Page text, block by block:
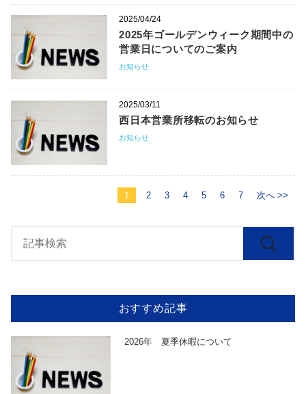
2025/04/24
2025年ゴールデンウィーク期間中の
営業日についてのご案内
お知らせ
2025/03/11
西日本営業所移転のお知らせ
お知らせ
1 2 3 4 5 6 7 次へ >>
おすすめ記事
2026年 夏季休暇について